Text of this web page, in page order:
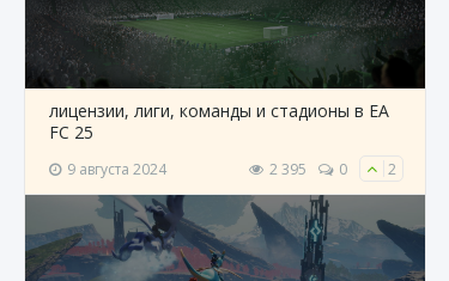
лицензии, лиги, команды и стадионы в EA
FC 25
9 августа 2024 2 395 0 2